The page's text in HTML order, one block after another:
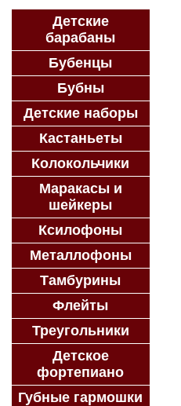
Детские
барабаны
Бубенцы
Бубны
Детские наборы
Кастаньеты
Колокольчики
Маракасы и
шейкеры
Ксилофоны
Металлофоны
Тамбурины
Флейты
Треугольники
Детское
фортепиано
Губные гармошки